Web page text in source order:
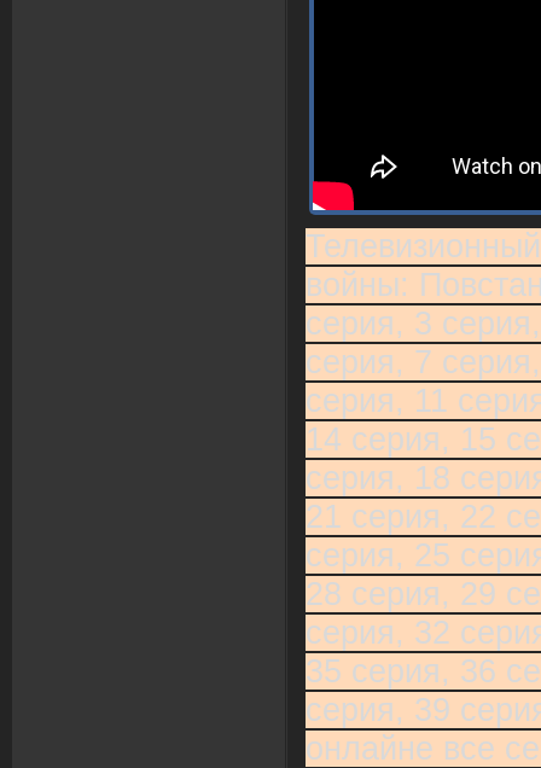
войны:
серия, 3
серия, 7
серия, 11
14 серия, 15
серия, 18
21 серия, 22
серия, 25
28 серия, 29
серия, 32
35 серия, 36
серия, 39
онлайне все